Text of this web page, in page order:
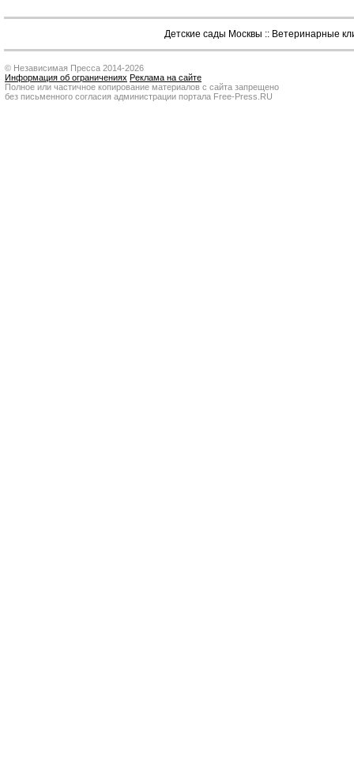
Детские сады Москвы :: Ветеринарные
© Независимая Пресса 2014-2026
Информация об ограничениях Реклама на сайте
Полное или частичное копирование материалов с сайта запрещено
без письменного согласия администрации портала Free-Press.RU